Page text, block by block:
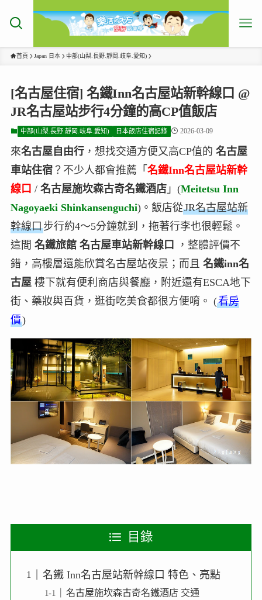
首頁 Japan 日本 中部(山梨.長野.靜岡.岐阜.愛知)
[名古屋住宿] 名鐵Inn名古屋站新幹線口 @
JR名古屋站步行4分鐘的高CP值飯店
中部(山梨.長野.靜岡.岐阜.愛知) 日本飯店住宿記錄 2026-03-09
來名古屋自由行，想找交通方便又高CP值的 名古屋
車站住宿？不少人都會推薦「 名鐵Inn名古屋站新幹
線口 / 名古屋施坎森古奇名鐵酒店」(Meitetsu Inn
Nagoyaeki Shinkansenguchi)。飯店從JR名古屋站新
幹線口步行約4～5分鐘就到，拖著行李也很輕鬆。
這間 名鐵旅館 名古屋車站新幹線口
，整體評價不
錯，高樓層還能欣賞名古屋站夜景；而且 名鐵inn名
古屋樓下就有便利商店與餐廳，附近還有ESCA地下
街、藥妝與百貨，逛街吃美食都很方便唷。 (看房
價)
目錄
名鐵 Inn名古屋站新幹線口 特色、亮點
名古屋施坎森古奇名鐵酒店 交通